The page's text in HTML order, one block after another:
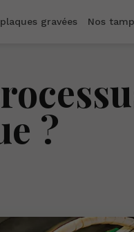
gravées Nos
?